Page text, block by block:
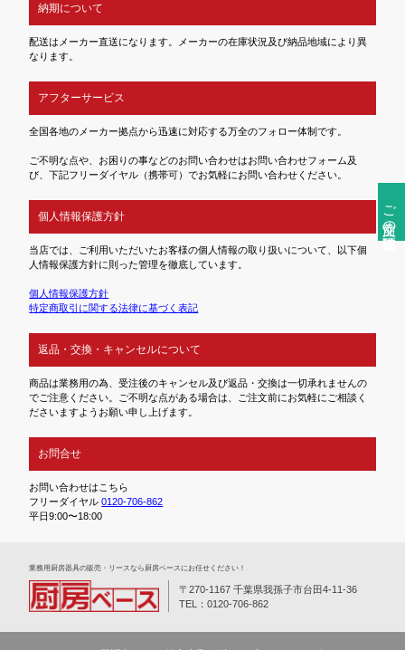
ご注文前の確認事項
納期について
配送はメーカー直送になります。メーカーの在庫状況及び納品地域により異
なります。
アフターサービス
全国各地のメーカー拠点から迅速に対応する万全のフォロー体制です。
ご不明な点や、お困りの事などのお問い合わせはお問い合わせフォーム及
び、下記フリーダイヤル（携帯可）でお気軽にお問い合わせください。
個人情報保護方針
当店では、ご利用いただいたお客様の個人情報の取り扱いについて、以下個
人情報保護方針に則った管理を徹底しています。
個人情報保護方針
特定商取引に関する法律に基づく表記
返品・交換・キャンセルについて
商品は業務用の為、受注後のキャンセル及び返品・交換は一切承れませんの
でご注意ください。ご不明な点がある場合は、ご注文前にお気軽にご相談く
ださいますようお願い申し上げます。
お問合せ
お問い合わせはこちら
フリーダイヤル0120-706-862
平日9:00〜18:00
業務⽤厨房器具の販売・リースなら厨房ベースにお任せください！
〒270-1167 千葉県我孫子市台田4-11-36
TEL：0120-706-862